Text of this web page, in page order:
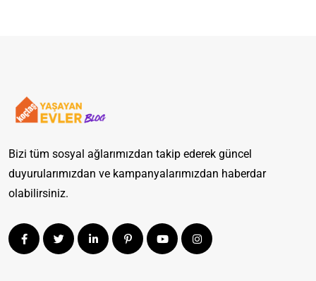
Bizi tüm sosyal ağlarımızdan takip ederek güncel
duyurularımızdan ve kampanyalarımızdan haberdar
olabilirsiniz.